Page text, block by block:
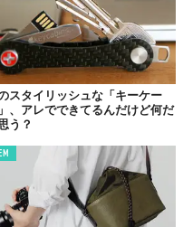
ース、ケースバック、ダイ
されたプラスチックやビニ
材「#tide ocean
ースにマルチカラーの編み
素材のrPETを採用した環
ている。
スタイリッシュな「キーケー
、アレでできてるんだけど何だ
う？